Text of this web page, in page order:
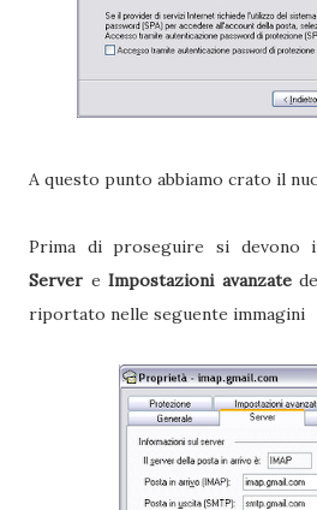
A questo punto abbiamo crato il
Prima di proseguire si devono
Server e Impostazioni avanzate
riportato nelle seguente immagini